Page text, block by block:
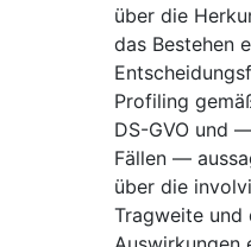
über die
das Bestehen
Profiling
DS-GVO und
Fällen —
über die
Tragweite und